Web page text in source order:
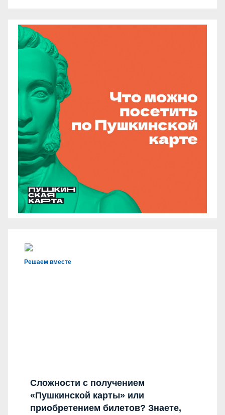
Решаем вместе
Сложности с получением
«Пушкинской карты» или
приобретением билетов? Знаете,